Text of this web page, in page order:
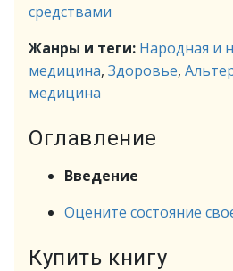
средствами
Жанры и теги: Народная и
медицина, Здоровье,
медицина
Оглавление
Введение
Оцените состояние
Купить книгу